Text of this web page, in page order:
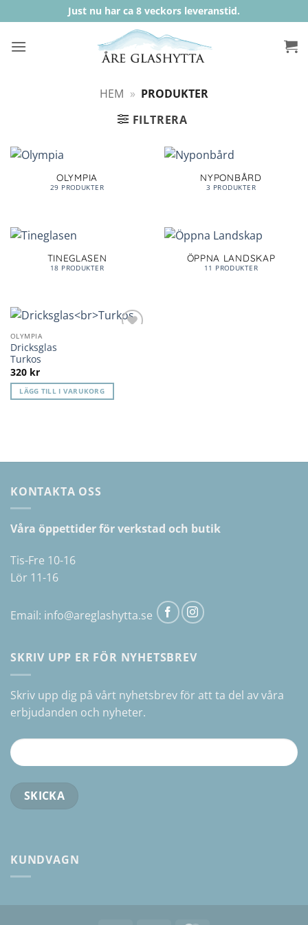
to
content
Just nu har ca 8 veckors leveranstid.
HEM » PRODUKTER
FILTRERA
OLYMPIA
29 PRODUKTER
NYPONBÅRD
3 PRODUKTER
TINEGLASEN
18 PRODUKTER
ÖPPNA LANDSKAP
11 PRODUKTER
OLYMPIA
Dricksglas
Turkos
320 kr
LÄGG TILL I VARUKORG
KONTAKTA OSS
Våra öppettider för verkstad och butik
Tis-Fre 10-16
Lör 11-16
Email: info@areglashytta.se
SKRIV UPP ER FÖR NYHETSBREV
Skriv upp dig på vårt nyhetsbrev för att ta del av våra
erbjudanden och nyheter.
KUNDVAGN